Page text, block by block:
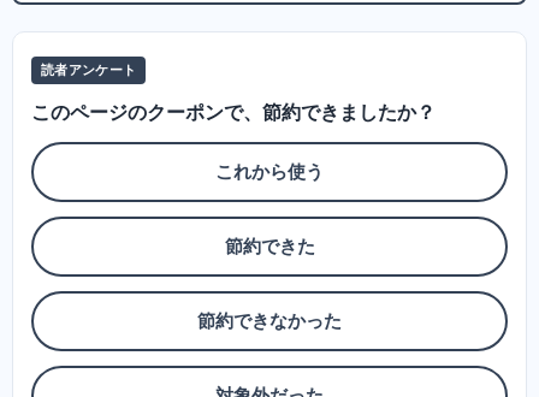
読者アンケート
このページのクーポンで、節約できましたか？
これから使う
節約できた
節約できなかった